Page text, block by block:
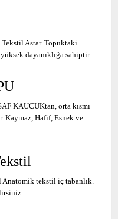
Astar. Topuktaki
dayanıklığa sahiptir.
KAUÇUKtan, orta kısmı
Kaymaz, Hafif, Esnek ve
tekstil iç tabanlık.